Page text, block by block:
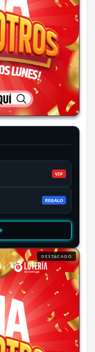
VIP
REGALO
DESTACADO